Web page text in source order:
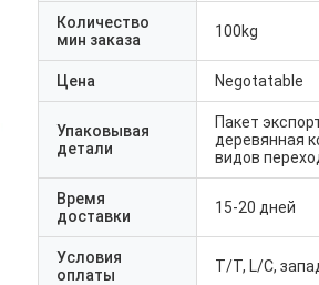
Количество
мин заказа
100kg
Цена Negotatable
Упаковывая
детали
Пакет
деревянная
видов
Время
доставки
15-20 дней
Условия
оплаты
T/T, L/C,